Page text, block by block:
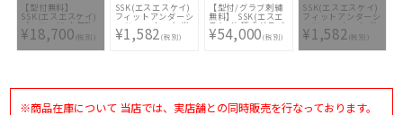
【型付無料】
SSK(エスエスケイ)
プロエッジ 少年軟
式キャッチャーミッ
ト 限定 梅野モデル
PEJMT2PRO21-
¥18,700(税別)
SSK(エスエスケイ)
フィットアンダーシ
ャツ ローネック 半
袖 SCB019LH-90
¥1,582(税別)
【型付/グラブ刺繍
無料】 SSK(エスエ
スケイ) 硬式グラブ
プロエッジ 内野手
用 スポコバオリジ
り・影付きの場合、
込)]
¥54,000(税別)
SSK(エスエスケイ)
フィットアンダーシ
ャツ ローネック 半
袖 SCB019LH-22
¥1,582 (税別)
※商品在庫について 当店では、実店舗との同時販売を行なっております。